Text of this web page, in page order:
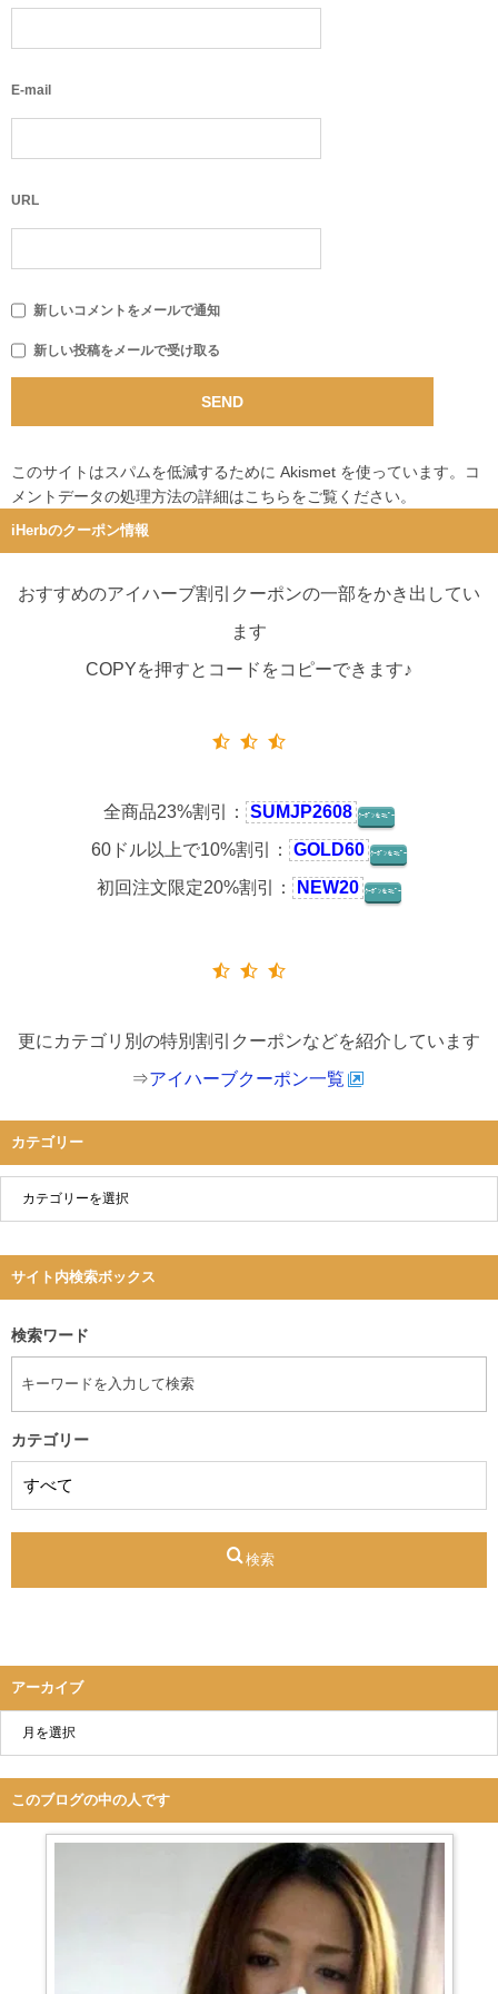
E-mail
URL
新しいコメントをメールで通知
新しい投稿をメールで受け取る
このサイトはスパムを低減するために Akismet を使っています。
コ
メントデータの処理方法の詳細はこちらをご覧ください。
iHerbのクーポン情報
おすすめのアイハーブ割引クーポンの一部をかき出してい
ます
COPYを押すとコードをコピーできます♪
全商品23%割引： SUMJP2608 ｸｰﾎﾟﾝをｺﾋﾟｰ
60ドル以上で10%割引： GOLD60 ｸｰﾎﾟﾝをｺﾋﾟｰ
初回注文限定20%割引： NEW20 ｸｰﾎﾟﾝをｺﾋﾟｰ
更にカテゴリ別の特別割引クーポンなどを紹介しています
⇒アイハーブクーポン一覧
カテゴリー
サイト内検索ボックス
検索ワード
カテゴリー
検索
アーカイブ
このブログの中の人です